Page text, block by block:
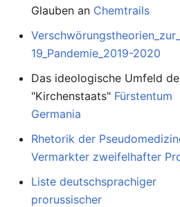
Glauben an Chemtrails
19_Pandemie_2019-2020
Das ideologische Umfeld
"Kirchenstaats" Fürstentum
Germania
Rhetorik der
Vermarkter zweifelhafter
Liste deutschsprachiger
prorussischer